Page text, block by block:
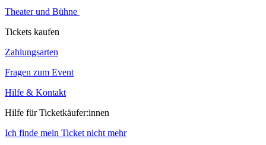
Theater und Bühne
Tickets kaufen
Zahlungsarten
Fragen zum Event
Hilfe & Kontakt
Hilfe für Ticketkäufer:innen
Ich finde mein Ticket nicht mehr